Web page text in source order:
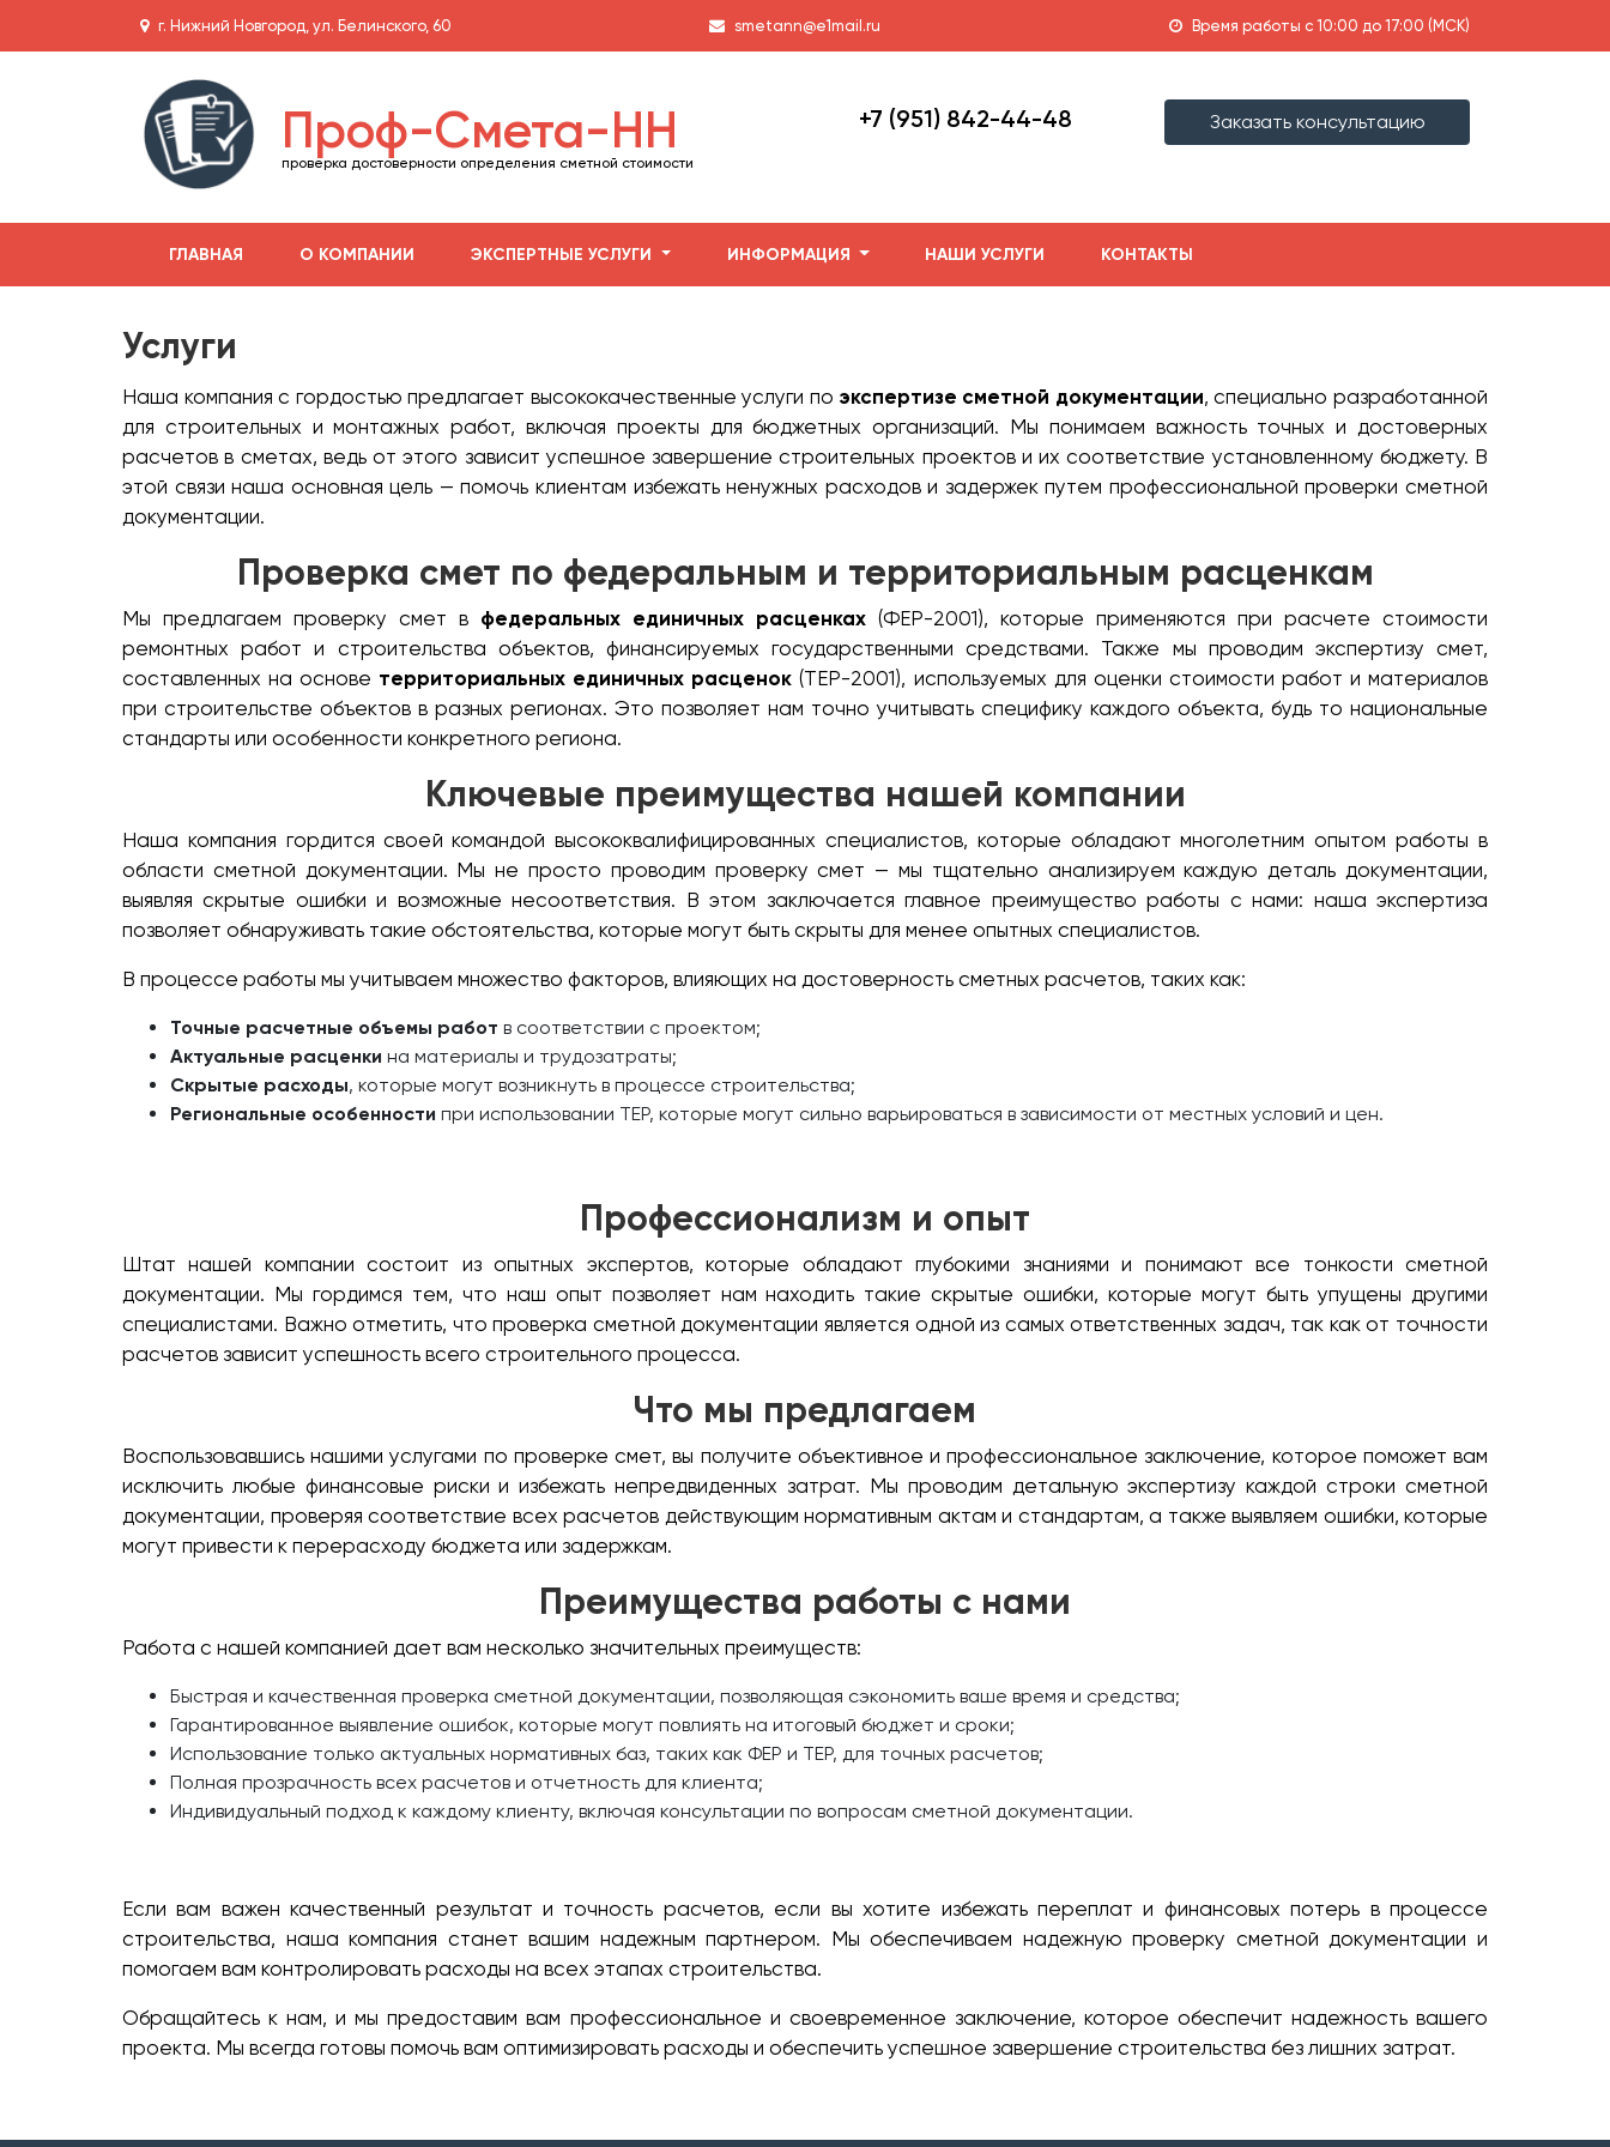
г. Нижний Новгород, ул. Белинского, 60 smetann@e1mail.ru Время работы с 10:00 до 17:00 (МСК)
Проф-Смета-НН
проверка достоверности определения сметной стоимости
+7 (951) 842-44-48 Заказать консультацию
ГЛАВНАЯ О КОМПАНИИ ЭКСПЕРТНЫЕ УСЛУГИ ИНФОРМАЦИЯ НАШИ УСЛУГИ КОНТАКТЫ
Услуги
Наша компания с гордостью предлагает высококачественные услуги по экспертизе сметной документации, специально разработанной
для строительных и монтажных работ, включая проекты для бюджетных организаций. Мы понимаем важность точных и достоверных
расчетов в сметах, ведь от этого зависит успешное завершение строительных проектов и их соответствие установленному бюджету. В
этой связи наша основная цель — помочь клиентам избежать ненужных расходов и задержек путем профессиональной проверки сметной
документации.
Проверка смет по федеральным и территориальным расценкам
Мы предлагаем проверку смет в федеральных единичных расценках (ФЕР-2001), которые применяются при расчете стоимости
ремонтных работ и строительства объектов, финансируемых государственными средствами. Также мы проводим экспертизу смет,
составленных на основе территориальных единичных расценок (ТЕР-2001), используемых для оценки стоимости работ и материалов
при строительстве объектов в разных регионах. Это позволяет нам точно учитывать специфику каждого объекта, будь то национальные
стандарты или особенности конкретного региона.
Ключевые преимущества нашей компании
Наша компания гордится своей командой высококвалифицированных специалистов, которые обладают многолетним опытом работы в
области сметной документации. Мы не просто проводим проверку смет — мы тщательно анализируем каждую деталь документации,
выявляя скрытые ошибки и возможные несоответствия. В этом заключается главное преимущество работы с нами: наша экспертиза
позволяет обнаруживать такие обстоятельства, которые могут быть скрыты для менее опытных специалистов.
В процессе работы мы учитываем множество факторов, влияющих на достоверность сметных расчетов, таких как:
Точные расчетные объемы работ в соответствии с проектом;
Актуальные расценки на материалы и трудозатраты;
Скрытые расходы, которые могут возникнуть в процессе строительства;
Региональные особенности при использовании ТЕР, которые могут сильно варьироваться в зависимости от местных условий и цен.
Профессионализм и опыт
Штат нашей компании состоит из опытных экспертов, которые обладают глубокими знаниями и понимают все тонкости сметной
документации. Мы гордимся тем, что наш опыт позволяет нам находить такие скрытые ошибки, которые могут быть упущены другими
специалистами. Важно отметить, что проверка сметной документации является одной из самых ответственных задач, так как от точности
расчетов зависит успешность всего строительного процесса.
Что мы предлагаем
Воспользовавшись нашими услугами по проверке смет, вы получите объективное и профессиональное заключение, которое поможет вам
исключить любые финансовые риски и избежать непредвиденных затрат. Мы проводим детальную экспертизу каждой строки сметной
документации, проверяя соответствие всех расчетов действующим нормативным актам и стандартам, а также выявляем ошибки, которые
могут привести к перерасходу бюджета или задержкам.
Преимущества работы с нами
Работа с нашей компанией дает вам несколько значительных преимуществ:
Быстрая и качественная проверка сметной документации, позволяющая сэкономить ваше время и средства;
Гарантированное выявление ошибок, которые могут повлиять на итоговый бюджет и сроки;
Использование только актуальных нормативных баз, таких как ФЕР и ТЕР, для точных расчетов;
Полная прозрачность всех расчетов и отчетность для клиента;
Индивидуальный подход к каждому клиенту, включая консультации по вопросам сметной документации.
Если вам важен качественный результат и точность расчетов, если вы хотите избежать переплат и финансовых потерь в процессе
строительства, наша компания станет вашим надежным партнером. Мы обеспечиваем надежную проверку сметной документации и
помогаем вам контролировать расходы на всех этапах строительства.
Обращайтесь к нам, и мы предоставим вам профессиональное и своевременное заключение, которое обеспечит надежность вашего
проекта. Мы всегда готовы помочь вам оптимизировать расходы и обеспечить успешное завершение строительства без лишних затрат.